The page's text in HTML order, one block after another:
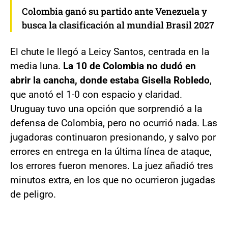
Colombia ganó su partido ante Venezuela y
busca la clasificación al mundial Brasil 2027
El chute le llegó a Leicy Santos, centrada en la
media luna. La 10 de Colombia no dudó en
abrir la cancha, donde estaba Gisella Robledo,
que anotó el 1-0 con espacio y claridad.
Uruguay tuvo una opción que sorprendió a la
defensa de Colombia, pero no ocurrió nada. Las
jugadoras continuaron presionando, y salvo por
errores en entrega en la última línea de ataque,
los errores fueron menores. La juez añadió tres
minutos extra, en los que no ocurrieron jugadas
de peligro.